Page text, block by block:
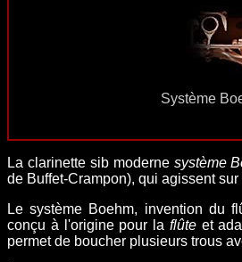
Système
La clarinette sib moderne système
de Buffet-Crampon), qui agissent sur
Lesystème Boehm, invention du
conçu à l'origine pour la flûteet
permet de boucher plusieurs trous